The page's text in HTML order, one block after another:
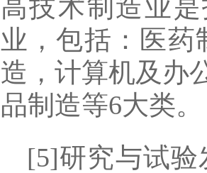
高技术制造业
业，包括：医药
造，计算机及办
品制造等6大类。
[5]研究与试